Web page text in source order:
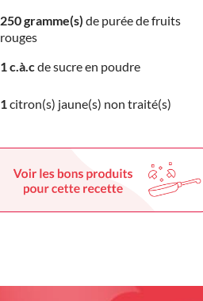
250 gramme(s) de purée de fruits
rouges
1 c.à.c de sucre en poudre
1 citron(s) jaune(s) non traité(s)